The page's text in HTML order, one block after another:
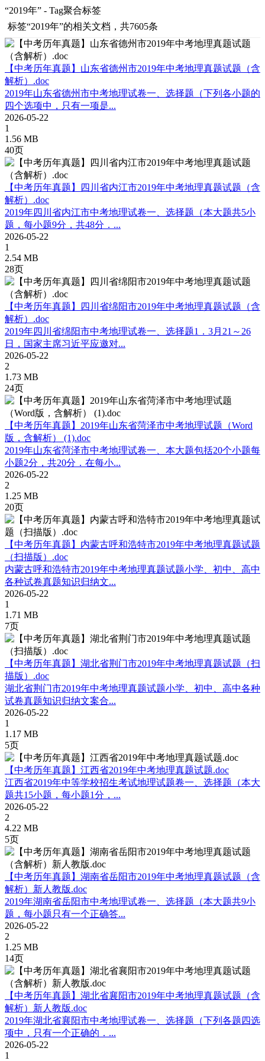
“2019年” - Tag聚合标签
标签“2019年”的相关文档，共7605条
【中考历年真题】山东省德州市2019年中考地理真题试题（含
解析）.doc
2019年山东省德州市中考地理试卷一、选择题（下列各小题的
四个选项中，只有一项是...
2026-05-22
1
1.56 MB
40页
【中考历年真题】四川省内江市2019年中考地理真题试题（含
解析）.doc
2019年四川省内江市中考地理试卷一、选择题（本大题共5小
题，每小题9分，共48分．...
2026-05-22
1
2.54 MB
28页
【中考历年真题】四川省绵阳市2019年中考地理真题试题（含
解析）.doc
2019年四川省绵阳市中考地理试卷一、选择题1．3月21～26
日，国家主席习近平应邀对...
2026-05-22
2
1.73 MB
24页
【中考历年真题】2019年山东省菏泽市中考地理试题（Word
版，含解析） (1).doc
2019年山东省菏泽市中考地理试卷一、本大题包括20个小题每
小题2分，共20分．在每小...
2026-05-22
2
1.25 MB
20页
【中考历年真题】内蒙古呼和浩特市2019年中考地理真题试题
（扫描版）.doc
内蒙古呼和浩特市2019年中考地理真题试题小学、初中、高中
各种试卷真题知识归纳文...
2026-05-22
1
1.71 MB
7页
【中考历年真题】湖北省荆门市2019年中考地理真题试题（扫
描版）.doc
湖北省荆门市2019年中考地理真题试题小学、初中、高中各种
试卷真题知识归纳文案合...
2026-05-22
1
1.17 MB
5页
【中考历年真题】江西省2019年中考地理真题试题.doc
江西省2019年中等学校招生考试地理试题卷一、选择题（本大
题共15小题，每小题1分，...
2026-05-22
2
4.22 MB
5页
【中考历年真题】湖南省岳阳市2019年中考地理真题试题（含
解析）新人教版.doc
2019年湖南省岳阳市中考地理试卷一、选择题（本大题共9小
题，每小题只有一个正确答...
2026-05-22
2
1.25 MB
14页
【中考历年真题】湖北省襄阳市2019年中考地理真题试题（含
解析）新人教版.doc
2019年湖北省襄阳市中考地理试卷一、选择题（下列各题四选
项中，只有一个正确的．...
2026-05-22
1